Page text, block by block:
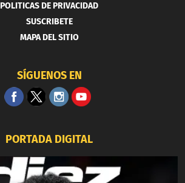
POLITICAS DE PRIVACIDAD
SUSCRIBETE
MAPA DEL SITIO
SÍGUENOS EN
PORTADA DIGITAL